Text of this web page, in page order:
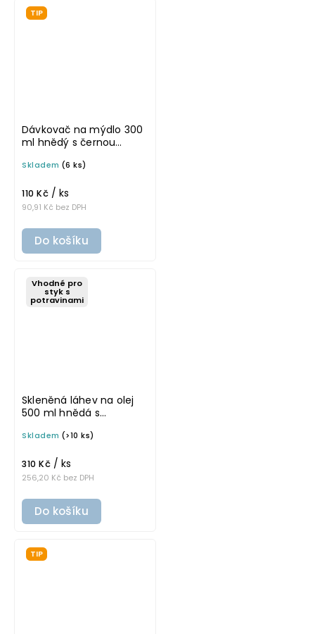
TIP
Dávkovač na mýdlo 300
ml hnědý s černou
Skladem (6 ks)
90,91 Kč bez DPH
110 Kč / ks
Do košíku
Vhodné pro
styk s
potravinami
Skleněná láhev na olej
500 ml hnědá s
VILO
Skladem (>10 ks)
256,20 Kč bez DPH
310 Kč / ks
Do košíku
TIP